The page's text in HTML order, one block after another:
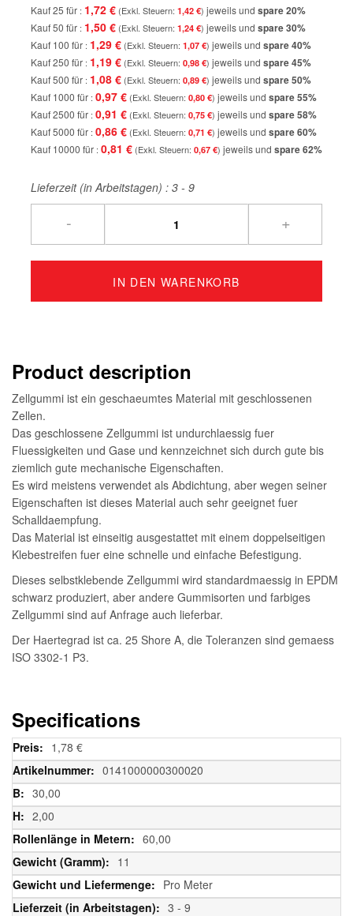
Kauf 25 für 1,72 € 1,42 € jeweils und spare20%
Kauf 50 für 1,50 € 1,24 € jeweils und spare30%
Kauf 100 für 1,29 € 1,07 € jeweils und spare40%
Kauf 250 für 1,19 € 0,98 € jeweils und spare45%
Kauf 500 für 1,08 € 0,89 € jeweils und spare50%
Kauf 1000 für 0,97 € 0,80 € jeweils und spare55%
Kauf 2500 für 0,91 € 0,75 € jeweils und spare58%
Kauf 5000 für 0,86 € 0,71 € jeweils und spare60%
Kauf 10000 für 0,81 € 0,67 € jeweils und spare62%
Lieferzeit (in Arbeitstagen) : 3 - 9
- +
IN DEN WARENKORB
Product description
Zellgummi ist ein geschaeumtes Material mit geschlossenen
Zellen.
Das geschlossene Zellgummi ist undurchlaessig fuer
Fluessigkeiten und Gase und kennzeichnet sich durch gute bis
ziemlich gute mechanische Eigenschaften.
Es wird meistens verwendet als Abdichtung, aber wegen seiner
Eigenschaften ist dieses Material auch sehr geeignet fuer
Schalldaempfung.
Das Material ist einseitig ausgestattet mit einem doppelseitigen
Klebestreifen fuer eine schnelle und einfache Befestigung.
Dieses selbstklebende Zellgummi wird standardmaessig in EPDM
schwarz produziert, aber andere Gummisorten und farbiges
Zellgummi sind auf Anfrage auch lieferbar.
Der Haertegrad ist ca. 25 Shore A, die Toleranzen sind gemaess
ISO 3302-1 P3.
Specifications
Weitere
Informationen
1,78 €
0141000000300020
30,00
2,00
60,00
11
Pro Meter
3 - 9